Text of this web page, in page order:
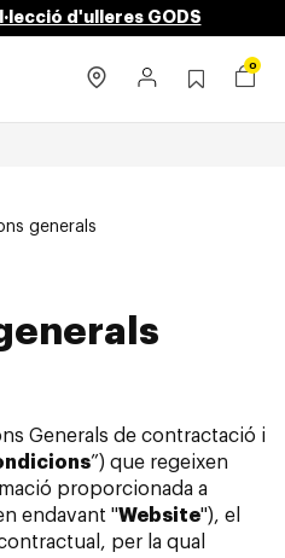
d'ulleres GODS
0
generals
Generals de contractació i
”) que regeixen
proporcionada a
endavant "Website"), el
per la qual